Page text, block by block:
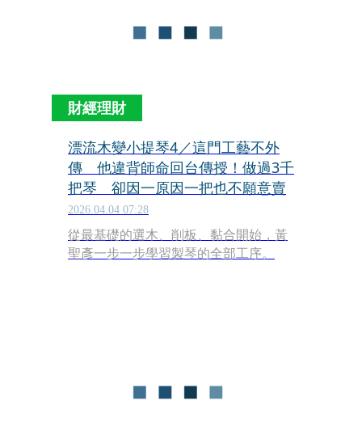
財經理財
漂流木變小提琴4／這門工藝不外
傳 他違背師命回台傳授！做過3千
把琴 卻因一原因一把也不願意賣
2026.04.04 07:28
從最基礎的選木、削板、黏合開始，黃
聖彥一步一步學習製琴的全部工序。